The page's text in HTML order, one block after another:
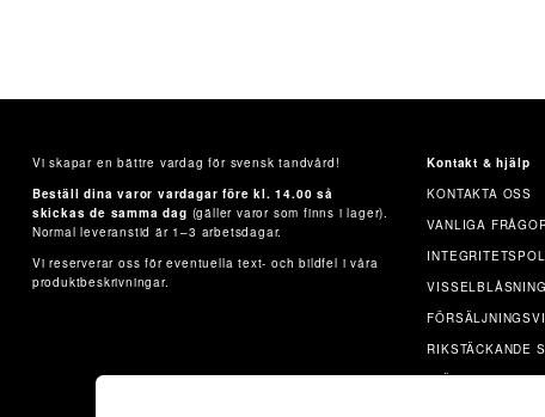
Vi skapar en bättre vardag för svensk tandvård!
Beställ dina varor vardagar före kl. 14.00 så
skickas de samma dag (gäller varor som finns i lager).
Normal leveranstid är 1–3 arbetsdagar.
Vi reserverar oss för eventuella text- och bildfel i våra
produktbeskrivningar.
Kontakt & hjälp
KONTAKTA OSS
VANLIGA
VISSELBLÅSNING
RIKSTÄCKANDE
FJÄRRSUPPORT